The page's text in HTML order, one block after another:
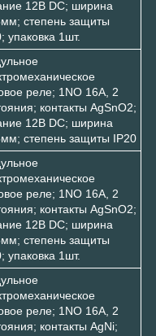
12В DC; ширина
степень защиты
упаковка 1шт.
реле; 1NO 16А, 2
контакты AgSnO2;
12В DC; ширина
степень защиты IP20
реле; 1NO 16А, 2
контакты AgSnO2;
12В DC; ширина
степень защиты
упаковка 1шт.
реле; 1NO 16А, 2
контакты AgNi;